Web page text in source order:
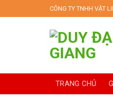
to
CÔNG TY TNHH VẬT
TRANG CHỦ